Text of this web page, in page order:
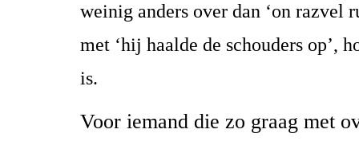
weinig anders over dan ‘on razvel
met ‘hij haalde de schouders op’,
is.
Voor iemand die zo graag met